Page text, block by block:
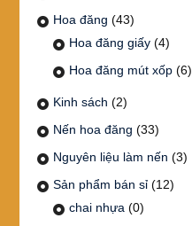
Hoa đăng (43)
Hoa đăng giấy (4)
Hoa đăng mút xốp (6)
Kinh sách (2)
Nến hoa đăng (33)
Nguyên liệu làm nến (3)
Sản phẩm bán sỉ (12)
chai nhựa (0)